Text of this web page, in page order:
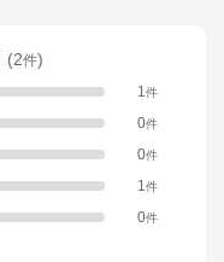
(2件)
1件
0件
0件
1件
0件